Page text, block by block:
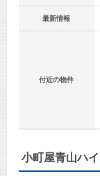
最新情報
付近の物件
小町屋青山ハ